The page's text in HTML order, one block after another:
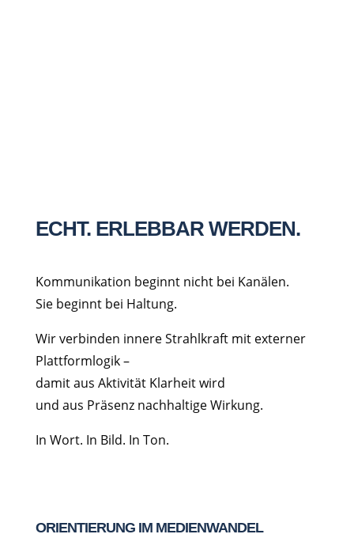
ECHT. ERLEBBAR WERDEN.
Kommunikation beginnt nicht bei Kanälen.
Sie beginnt bei Haltung.
Wir verbinden innere Strahlkraft mit externer
Plattformlogik –
damit aus Aktivität Klarheit wird
und aus Präsenz nachhaltige Wirkung.
In Wort. In Bild. In Ton.
ORIENTIERUNG IM MEDIENWANDEL